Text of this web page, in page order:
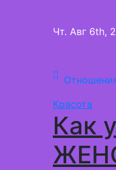
содержимомуЧт. Авг 6th,
Красота
Как